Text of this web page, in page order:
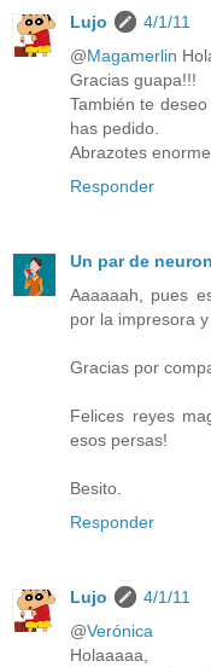
Lujo
4/1/11
@Magamerlin
Gracias guapa!!!
También te
has pedido.
Abrazotes
Responder
Un par de
Aaaaaah, pues
por la impresora
Gracias por
Felices reyes
esos persas!
Besito.
Responder
Lujo
4/1/11
@Verónica
Holaaaaa,